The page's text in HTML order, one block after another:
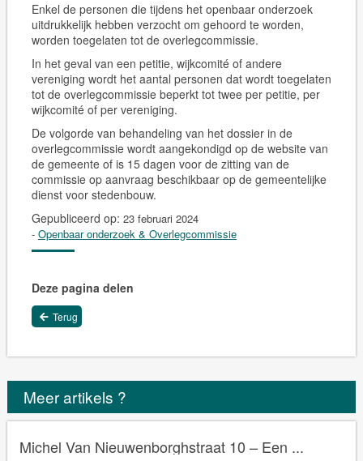
Enkel de personen die tijdens het openbaar onderzoek
uitdrukkelijk hebben verzocht om gehoord te worden,
worden toegelaten tot de overlegcommissie.
In het geval van een petitie, wijkcomité of andere
vereniging wordt het aantal personen dat wordt toegelaten
tot de overlegcommissie beperkt tot tweeper petitie, per
wijkcomité of per vereniging.
De volgorde van behandeling van het dossier in de
overlegcommissie wordt aangekondigd op de website van
de gemeente of is 15 dagen voor de zitting van de
commissie op aanvraag beschikbaar op de gemeentelijke
dienst voor stedenbouw.
Gepubliceerd op: 23 februari 2024
- Openbaar onderzoek & Overlegcommissie
Deze pagina delen
Terug
Meer artikels ?
Michel Van Nieuwenborghstraat 10 – Een ...